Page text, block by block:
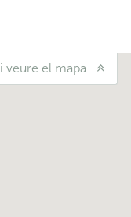
veure el mapa